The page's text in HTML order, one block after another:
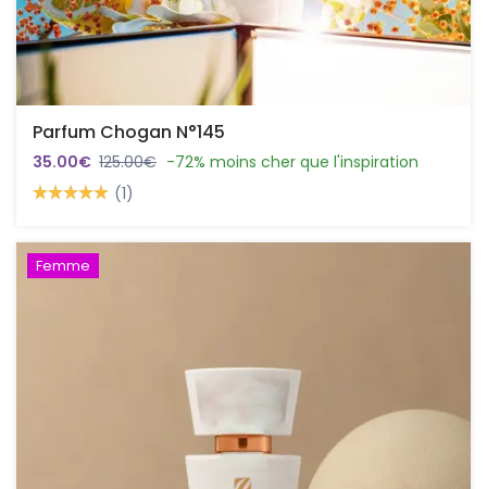
Parfum Chogan N°145
35.00€ 125.00€ -72% moins cher que l'inspiration
(1)
Femme